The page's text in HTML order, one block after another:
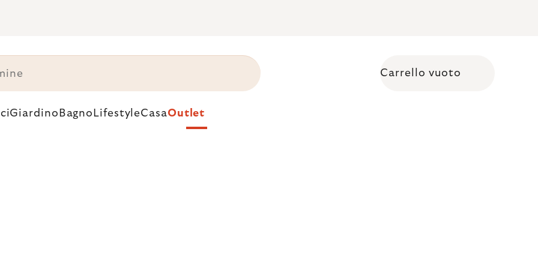
Carrello vuoto
Giardino Bagno LifestyleCasaOutlet